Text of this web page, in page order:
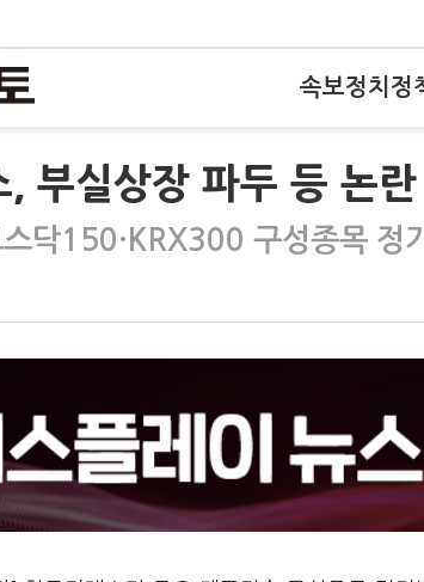
속보정치 정
, 부실상장 파두 등 논
닥150·KRX300 구성종목 정